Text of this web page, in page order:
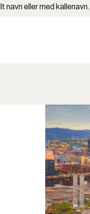
navn eller med kallenavn.